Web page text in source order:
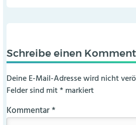
Schreibe einen
Deine E-Mail-Adresse wird nicht
Felder sind mit*markiert
Kommentar*